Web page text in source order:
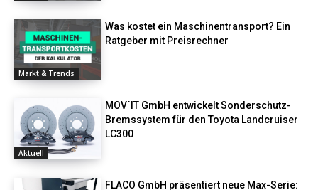
Markt & Trends
Was kostet ein Maschinentransport? Ein
Ratgeber mit Preisrechner
Aktuell
MOV´IT GmbH entwickelt Sonderschutz-
Bremssystem für den Toyota Landcruiser
LC300
FLACO GmbH präsentiert neue Max-Serie: